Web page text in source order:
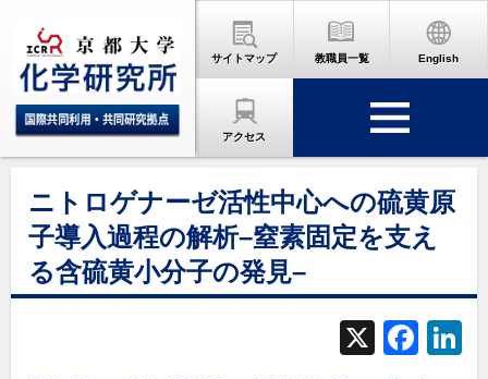
サイトマップ 教職員一覧 English
アクセス
ニトロゲナーゼ活性中心への硫黄原
子導入過程の解析–窒素固定を支え
る含硫黄小分子の発見–
X
F